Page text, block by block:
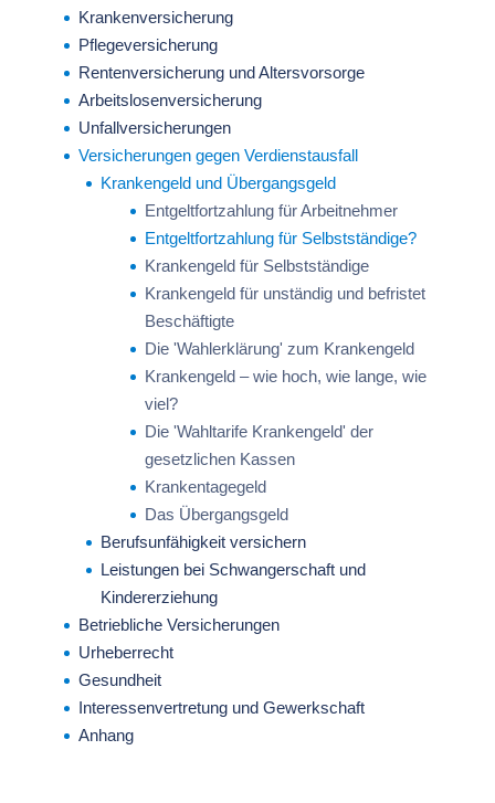
Krankenversicherung
Pflegeversicherung
Rentenversicherung und Altersvorsorge
Arbeitslosenversicherung
Unfallversicherungen
Versicherungen gegen Verdienstausfall
Krankengeld und Übergangsgeld
Entgeltfortzahlung für Arbeitnehmer
Entgeltfortzahlung für Selbstständige?
Krankengeld für Selbstständige
Krankengeld für unständig und befristet
Beschäftigte
Die 'Wahlerklärung' zum Krankengeld
Krankengeld – wie hoch, wie lange, wie
viel?
Die 'Wahltarife Krankengeld' der
gesetzlichen Kassen
Krankentagegeld
Das Übergangsgeld
Berufsunfähigkeit versichern
Leistungen bei Schwangerschaft und
Kindererziehung
Betriebliche Versicherungen
Urheberrecht
Gesundheit
Interessenvertretung und Gewerkschaft
Anhang